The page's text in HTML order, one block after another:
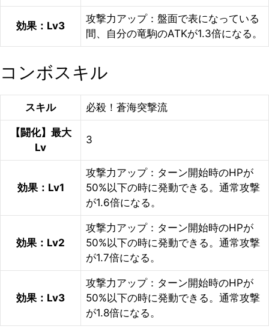
効果：Lv3
攻撃力アップ：盤面で表になっている
間、自分の竜駒のATKが1.3倍になる。
コンボスキル
スキル 必殺！蒼海突撃流
【闘化】最大
Lv
3
効果：Lv1
攻撃力アップ：ターン開始時のHPが
50%以下の時に発動できる。通常攻撃
が1.6倍になる。
効果：Lv2
攻撃力アップ：ターン開始時のHPが
50%以下の時に発動できる。通常攻撃
が1.7倍になる。
効果：Lv3
攻撃力アップ：ターン開始時のHPが
50%以下の時に発動できる。通常攻撃
が1.8倍になる。